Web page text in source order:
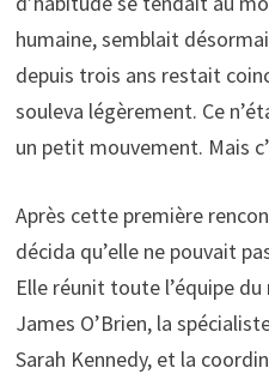
humaine, semblait
depuis trois ans restait
souleva légèrement. Ce
un petit mouvement. Mais
Après cette première
décida qu’elle ne pouvait
Elle réunit toute l’équipe
James O’Brien, la
Sarah Kennedy, et la